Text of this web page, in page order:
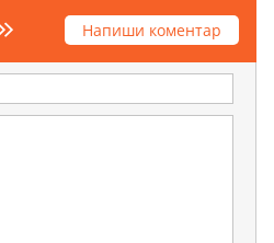
Напиши коментар